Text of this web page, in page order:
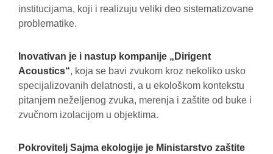
institucijama, koji i realizuju veliki deo sistematizovane
problematike.
Inovativan je i nastup kompanije „Dirigent
Acoustics“, koja se bavi zvukom kroz nekoliko usko
specijalizovanih delatnosti, a u ekološkom kontekstu
pitanjem neželjenog zvuka, merenja i zaštite od buke i
zvučnom izolacijom u objektima.
Pokrovitelj Sajma ekologije je Ministarstvo zaštite